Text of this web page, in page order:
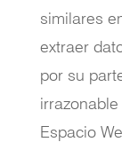
similares
extraer
por su
Espacio